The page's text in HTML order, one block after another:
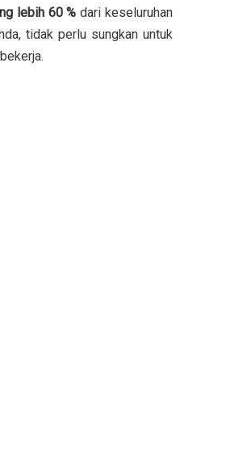
lebih 60 %dari keseluruhan
tidak perlu sungkan untuk